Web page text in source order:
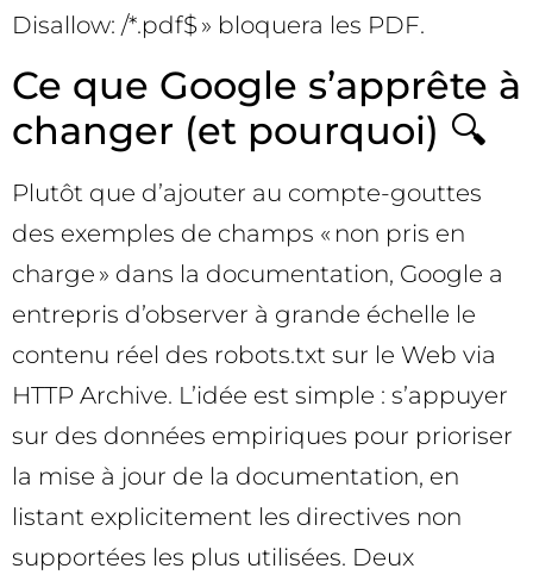
Disallow: /*.pdf$ » bloquera les PDF.
Ce que Google s’apprête à
changer (et pourquoi) 🔍
Plutôt que d’ajouter au compte-gouttes
des exemples de champs « non pris en
charge » dans la documentation, Google a
entrepris d’observer à grande échelle le
contenu réel des robots.txt sur le Web via
HTTP Archive. L’idée est simple : s’appuyer
sur des données empiriques pour prioriser
la mise à jour de la documentation, en
listant explicitement les directives non
supportées les plus utilisées. Deux